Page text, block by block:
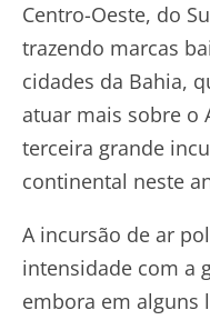
Centro-Oeste, do
trazendo marcas
cidades da Bahia,
atuar mais sobre o
terceira grande
continental neste
A incursão de ar
intensidade com a
embora em alguns